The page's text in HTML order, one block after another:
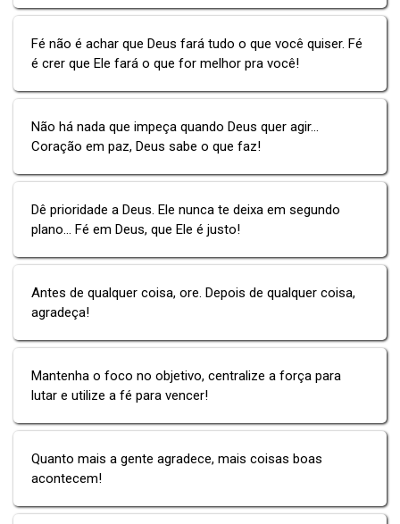
Fé não é achar que Deus fará tudo o que você quiser. Fé
é crer que Ele fará o que for melhor pra você!
Não há nada que impeça quando Deus quer agir...
Coração em paz, Deus sabe o que faz!
Dê prioridade a Deus. Ele nunca te deixa em segundo
plano... Fé em Deus, que Ele é justo!
Antes de qualquer coisa, ore. Depois de qualquer coisa,
agradeça!
Mantenha o foco no objetivo, centralize a força para
lutar e utilize a fé para vencer!
Quanto mais a gente agradece, mais coisas boas
acontecem!